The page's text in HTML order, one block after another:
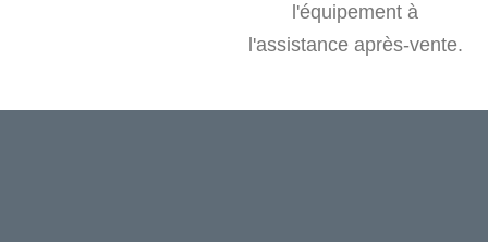
l'équipement à
l'assistance après-vente.